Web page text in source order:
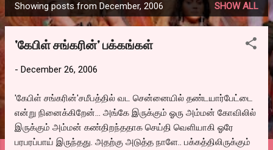
P
o
Showing posts from December, 2006 SHOW ALL
'கேபிள் சங்கரின்' பக்கங்கள்
- December 26, 2006
'கேபிள் சங்கரின்'சமீபத்தில் வட சென்னையில் தண்டயார்பேட்டை
என்று நினைக்கிறேன்... அங்கே இருக்கும் ஓரு அம்மன் கோவிலில்
இருக்கும் அம்மன் கண்திறந்ததாக செய்தி வெளியாகி ஓரே
பரபரப்பாய் இருந்தது. அதற்கு அடுத்த நாளே.. பக்கத்திலிருக்கும்